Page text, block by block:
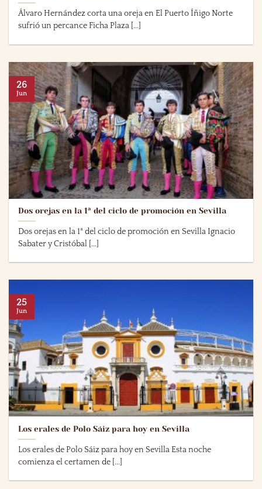
Álvaro Hernández corta una oreja en El Puerto Íñigo Norte
sufrió un percance Ficha Plaza [...]
Dos orejas en la 1ª del ciclo de promoción en Sevilla
Dos orejas en la 1ª del ciclo de promoción en Sevilla Ignacio
Sabater y Cristóbal [...]
26
Jun
Los erales de Polo Sáiz para hoy en Sevilla
Los erales de Polo Sáiz para hoy en Sevilla Esta noche
comienza el certamen de [...]
25
Jun